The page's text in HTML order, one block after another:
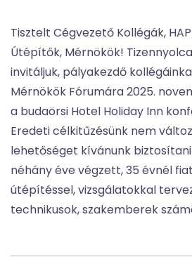
Tisztelt Cégvezető Kollégák,
Útépítők, Mérnökök!
invitáljuk, pályakezdő
Mérnökök Fórumára 2025.
a budaörsi Hotel Holiday Inn
Eredeti célkitűzésünk nem
lehetőséget kívánunk
néhány éve végzett, 35 évnél
útépítéssel, vizsgálatokkal
technikusok, szakemberek